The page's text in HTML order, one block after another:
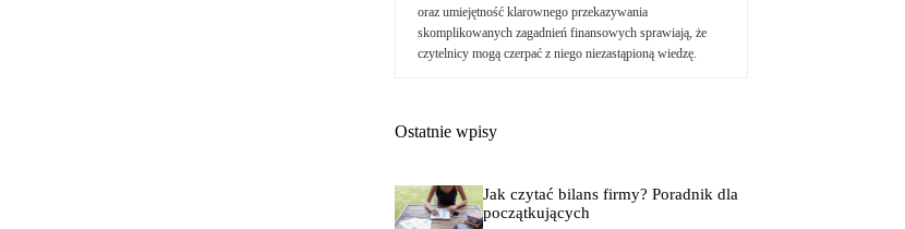
oraz umiejętność klarownego przekazywania
skomplikowanych zagadnień finansowych sprawiają, że
czytelnicy mogą czerpać z niego niezastąpioną wiedzę.
Ostatnie wpisy
Jak czytać bilans firmy? Poradnik dla
początkujących